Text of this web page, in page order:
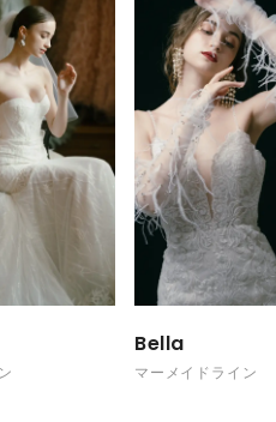
Bella
マーメイドライン